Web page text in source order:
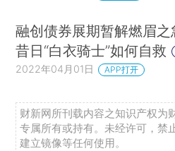
融创债券展期暂解燃眉之
昔日“白衣骑士”如何自救
2022年04月01日 APP打开
财新网所刊载内容之知识产权为
专属所有或持有。未经许可，禁
建立镜像等任何使用。